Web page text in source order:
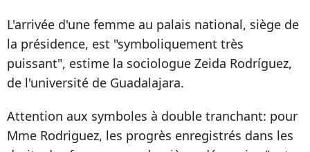
L'arrivée d'une femme au palais national, siège de
la présidence, est "symboliquement très
puissant", estime la sociologue Zeida Rodríguez,
de l'université de Guadalajara.
Attention aux symboles à double tranchant: pour
Mme Rodriguez, les progrès enregistrés dans les